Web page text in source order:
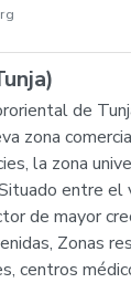
de
zona
la zona
entre
de mayor
Zonas
centros